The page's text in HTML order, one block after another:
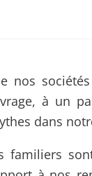
à un
dans
familiers